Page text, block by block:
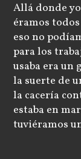
Allá donde
éramos
eso no
para los
usaba era un
la suerte de
la cacería
estaba en
tuviéramos